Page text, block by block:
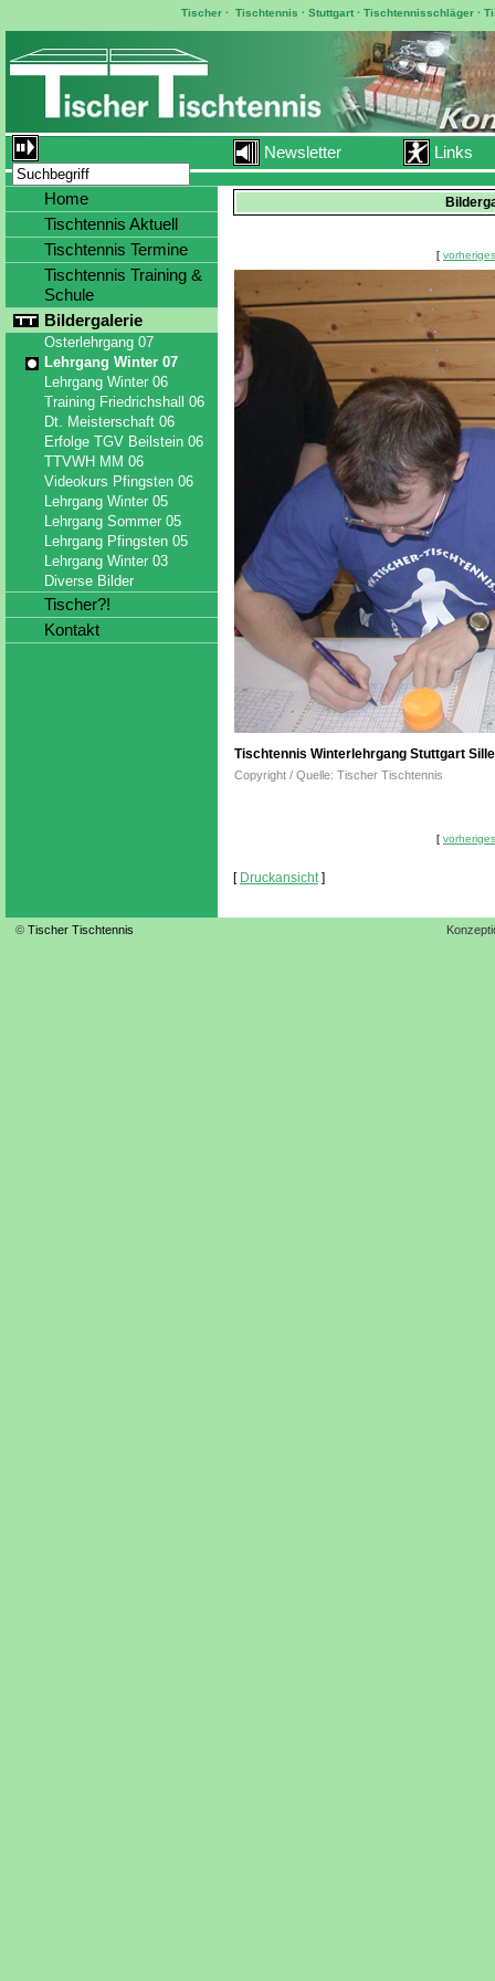
Tischer ·Tischtennis ·Stuttgart ·Tischtennisschläger ·
Newsletter Links
[
Tischtennis Winterlehrgang Stuttgart
Copyright / Quelle: Tischer Tischtennis
[
[ Druckansicht]
Home
Tischtennis Aktuell
Tischtennis Termine
Tischtennis Training &
Schule
Bildergalerie
Osterlehrgang 07
Lehrgang Winter 07
Lehrgang Winter 06
Training Friedrichshall 06
Dt. Meisterschaft 06
Erfolge TGV Beilstein 06
TTVWH MM 06
Videokurs Pfingsten 06
Lehrgang Winter 05
Lehrgang Sommer 05
Lehrgang Pfingsten 05
Lehrgang Winter 03
Diverse Bilder
Tischer?!
Kontakt
© Tischer Tischtennis